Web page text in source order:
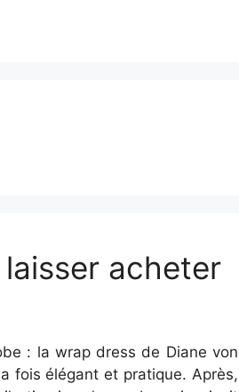
acheter
: la wrap dress de Diane von
fois élégant et pratique. Après,